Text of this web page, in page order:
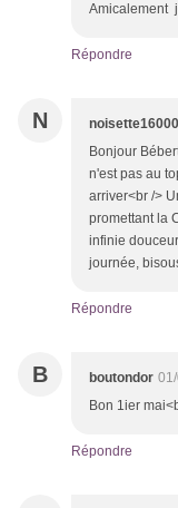
Amicalement
Répondre
N noisette16000
Bonjour
n'est pas au
arriver<br />
promettant la
infinie
journée,
Répondre
B boutondor
Bon 1ier
Répondre